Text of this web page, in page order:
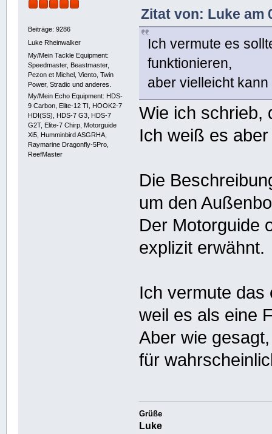
Beiträge: 9286
Luke Rheinwalker
My/Mein Tackle Equipment:
Speedmaster, Beastmaster,
Pezon et Michel, Viento, Twin
Power, Stradic und anderes.
My/Mein Echo Equipment: HDS-
9 Carbon, Elite-12 TI, HOOK2-7
HDI(SS), HDS-7 G3, HDS-7
G2T, Elite-7 Chirp, Motorguide
Xi5, Humminbird ASGRHA,
Raymarine Dragonfly-5Pro,
ReefMaster
Zitat von: Luke am
Ich vermute es
funktionieren,
aber vielleicht
Wie ich schrieb,
Ich weiß es
Die
um den
Der Motorguide
explizit erwähnt.
Ich vermute das
weil es als eine
Aber wie
für
Grüße
Luke